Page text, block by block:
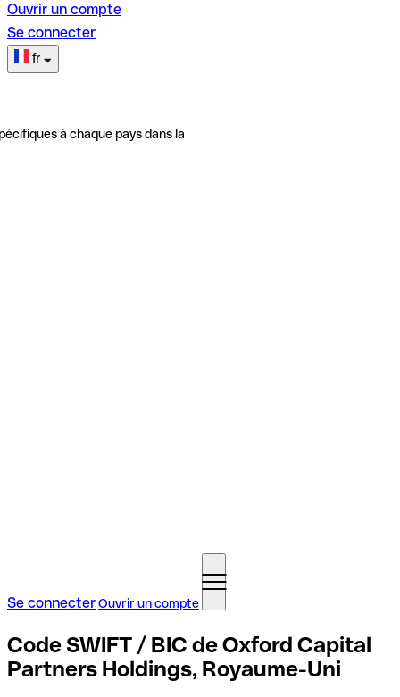
Ouvrir un compte
Se connecter
fr
à chaque pays dans la
Se connecterOuvrir un compte
Code SWIFT / BIC de Oxford Capital
Partners Holdings, Royaume-Uni